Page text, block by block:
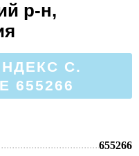
р-н,
С.
655266
655266